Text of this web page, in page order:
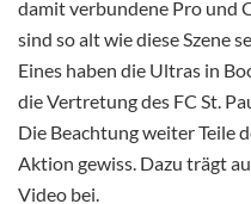
damit verbundene Pro und
sind so alt wie diese Szene
Eines haben die Ultras in
die Vertretung des FC St.
Die Beachtung weiter Teile
Aktion gewiss. Dazu trägt
Video bei.